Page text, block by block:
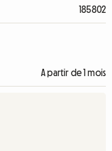
185802
A partir de 1 mois